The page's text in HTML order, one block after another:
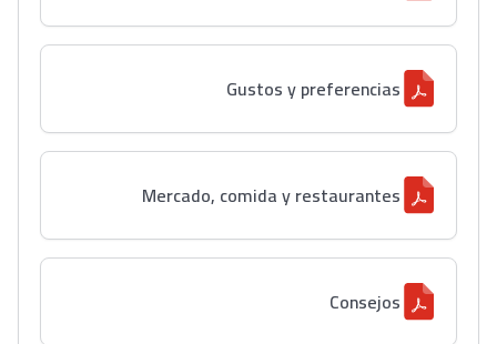
Gustos y preferencias
Mercado, comida y restaurantes
Consejos